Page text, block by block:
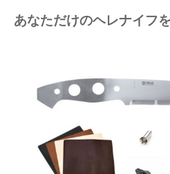
あなただけのヘレナイフ